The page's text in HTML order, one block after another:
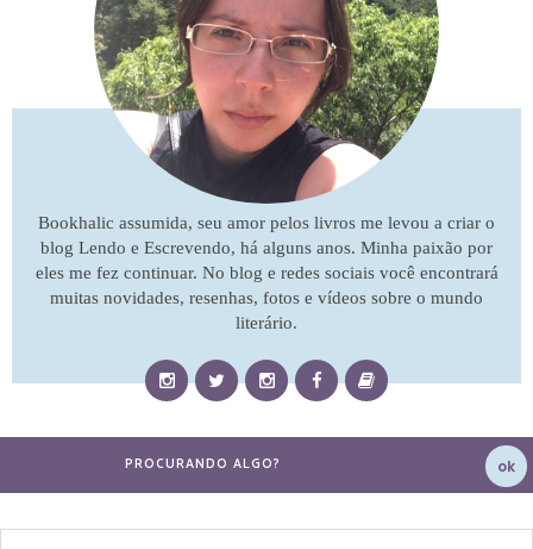
Bookhalic assumida, seu amor pelos livros me levou a criar o
blog Lendo e Escrevendo, há alguns anos. Minha paixão por
eles me fez continuar. No blog e redes sociais você encontrará
muitas novidades, resenhas, fotos e vídeos sobre o mundo
literário.